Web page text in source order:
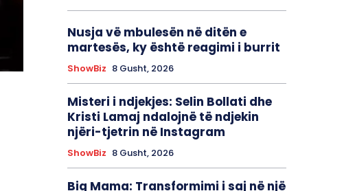
Nusja vë mbulesën në ditën e
martesës, ky është reagimi i burrit
ShowBiz 8 Gusht, 2026
Misteri i ndjekjes: Selin Bollati dhe
Kristi Lamaj ndalojnë të ndjekin
njëri-tjetrin në Instagram
ShowBiz 8 Gusht, 2026
Big Mama: Transformimi i saj në një